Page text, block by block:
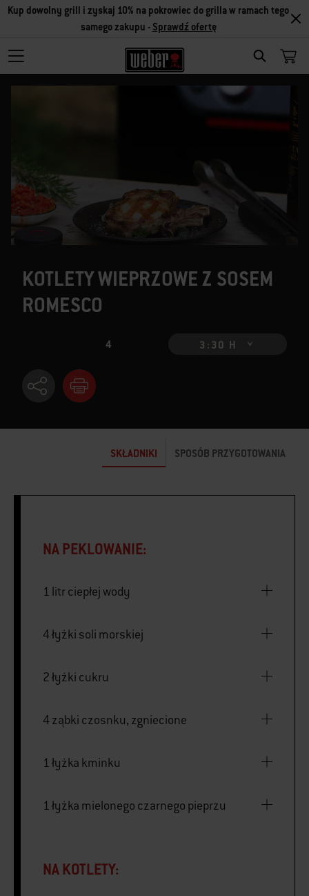
SEARCH
Kup dowolny grill i zyskaj 10% na pokrowiec do grilla w ramach tego
samego zakupu - Sprawdź ofertę
KOTLETY WIEPRZOWE Z SOSEM
ROMESCO
4 3:30 H
SKŁADNIKI SPOSÓB PRZYGOTOWANIA
NA PEKLOWANIE:
1 litr ciepłej wody
4 łyżki soli morskiej
2 łyżki cukru
4 ząbki czosnku, zgniecione
1 łyżka kminku
1 łyżka mielonego czarnego pieprzu
NA KOTLETY: